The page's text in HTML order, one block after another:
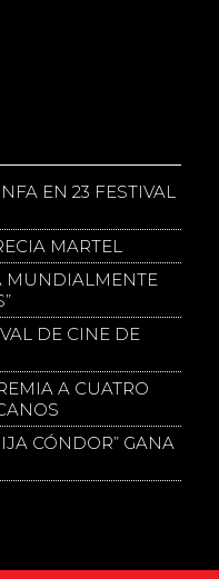
EN 23 FESTIVAL
MARTEL
MUNDIALMENTE
DE CINE DE
A CUATRO
CÓNDOR” GANA